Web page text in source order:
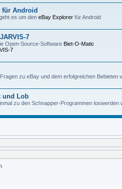
für Android
es um den eBay Explorer für Android
7
Open-Source-Software Biet-O-Matic
7
zu eBay und dem erfolgreichen Bebieten
und Lob
zu den Schnapper-Programmen loswerden